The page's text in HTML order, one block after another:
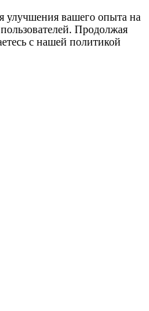
вашего опыта на
Продолжая
с нашей политикой